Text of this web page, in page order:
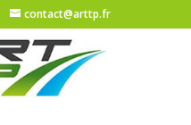
contact@arttp.fr